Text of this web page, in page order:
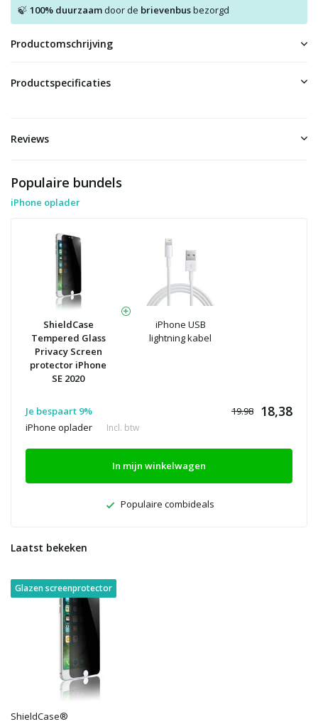
🍃 100% duurzaamdoor de brievenbusbezorgd
Productomschrijving
Productspecificaties
Reviews
Populaire bundels
iPhone oplader
ShieldCase
Tempered Glass
Privacy Screen
protector iPhone
SE 2020
iPhone USB
lightning kabel
Je bespaart 9% 19.98 18,38
iPhone oplader Incl. btw
In mijn winkelwagen
Populaire combideals
Laatst bekeken
Glazen screenprotector
ShieldCase®